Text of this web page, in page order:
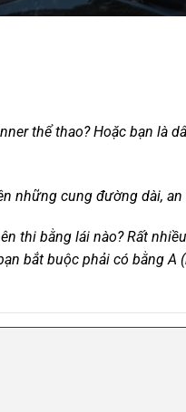
thể thao? Hoặc bạn là
những cung đường dài,
thi bằng lái nào? Rất
bắt buộc phải có bằng A